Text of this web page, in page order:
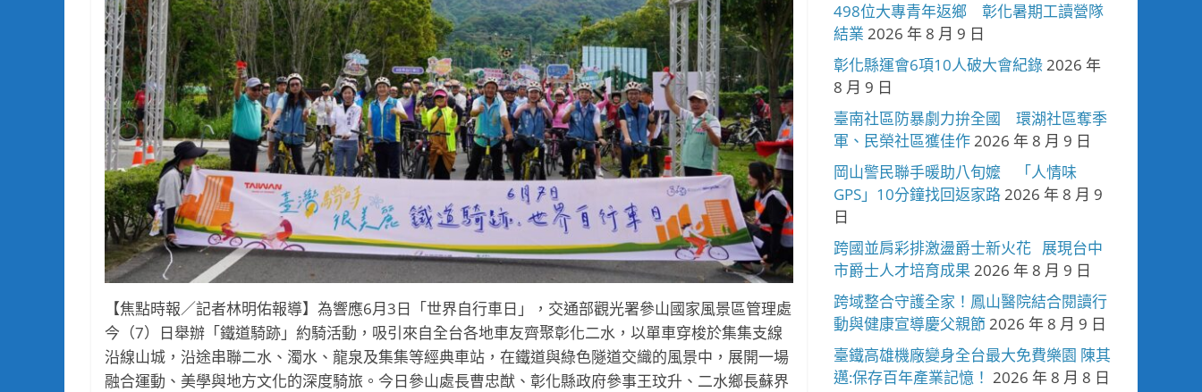
【焦點時報／記者林明佑報導】為響應6月3日「世界自行車日」，交通部觀光署參山國家風景區管理處
今（7）日舉辦「鐵道騎跡」約騎活動，吸引來自全台各地車友齊聚彰化二水，以單車穿梭於集集支線
沿線山城，沿途串聯二水、濁水、龍泉及集集等經典車站，在鐵道與綠色隧道交織的風景中，展開一場
融合運動、美學與地方文化的深度騎旅。今日參山處長曹忠猷、彰化縣政府參事王玟升、二水鄉長蘇界
498位大專青年返鄉 彰化暑期工讀營隊
結業 2026 年 8 月 9 日
彰化縣運會6項10人破大會紀錄2026 年
8 月 9 日
臺南社區防暴劇力拚全國 環湖社區奪季
軍、民榮社區獲佳作2026 年 8 月 9 日
岡山警民聯手暖助八旬嬤 「人情味
GPS」10分鐘找回返家路2026 年 8 月 9
日
跨國並肩彩排激盪爵士新火花 展現台中
市爵士人才培育成果 2026 年 8 月 9 日
跨域整合守護全家！鳳山醫院結合閱讀行
動與健康宣導慶父親節2026 年 8 月 9 日
臺鐵高雄機廠變身全台最大免費樂園 陳其
邁:保存百年產業記憶！ 2026 年 8 月 8 日